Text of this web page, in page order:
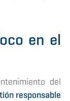
en el
del
responsable